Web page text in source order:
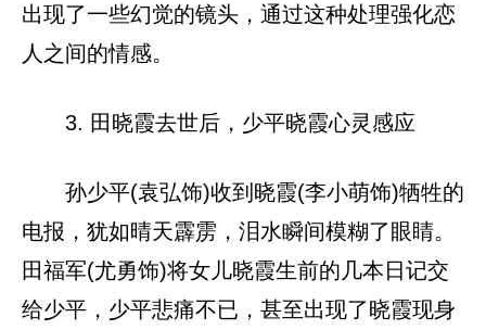
出现了一些幻觉的镜头，通过这种处理强化恋
人之间的情感。
3. 田晓霞去世后，少平晓霞心灵感应
孙少平(袁弘饰)收到晓霞(李小萌饰)牺牲的
电报，犹如晴天霹雳，泪水瞬间模糊了眼睛。
田福军(尤勇饰)将女儿晓霞生前的几本日记交
给少平，少平悲痛不已，甚至出现了晓霞现身